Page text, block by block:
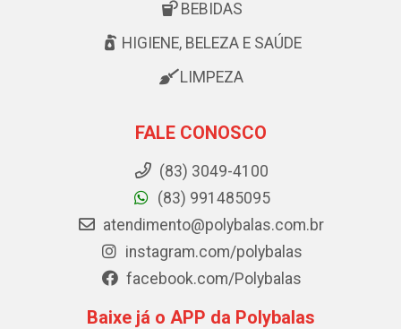
BEBIDAS
HIGIENE, BELEZA E SAÚDE
LIMPEZA
FALE CONOSCO
(83) 3049-4100
(83) 991485095
atendimento@polybalas.com.br
instagram.com/polybalas
facebook.com/Polybalas
Baixe já o APP da Polybalas